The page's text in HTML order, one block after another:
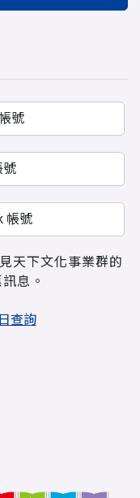
號
號
帳號
天下文化事業群的
息。
查詢